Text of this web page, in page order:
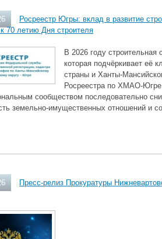
Росреестр Югры: вклад в развитие
70 летию Дня строителя
В 2026 году строительная
которая подчёркивает её
страны и
Росреестра по ХМАО‑Югре
сообществом последовательно
земельно‑имущественных отношений и
Пресс-релиз Прокуратуры